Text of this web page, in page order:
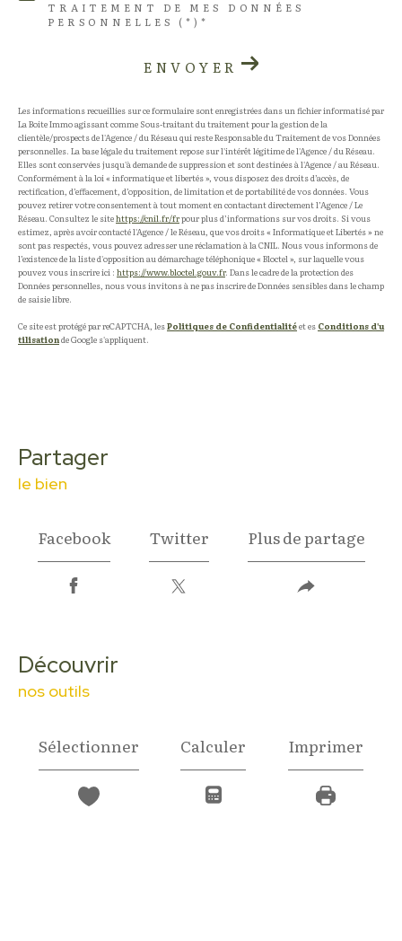
TRAITEMENT DE MES DONNÉES
PERSONNELLES (*)*
ENVOYER
Les informations recueillies sur ce formulaire sont enregistrées dans un fichier informatisé par
La Boite Immo agissant comme Sous-traitant du traitement pour la gestion de la
clientèle/prospects de l'Agence / du Réseau qui reste Responsable du Traitement de vos Données
personnelles. La base légale du traitement repose sur l'intérêt légitime de l'Agence / du Réseau.
Elles sont conservées jusqu'à demande de suppression et sont destinées à l'Agence / au Réseau.
Conformément à la loi « informatique et libertés », vous disposez des droits d’accès, de
rectification, d’effacement, d’opposition, de limitation et de portabilité de vos données. Vous
pouvez retirer votre consentement à tout moment en contactant directement l’Agence / Le
Réseau. Consultez le sitehttps://cnil.fr/frpour plus d’informations sur vos droits. Si vous
estimez, après avoir contacté l'Agence / le Réseau, que vos droits « Informatique et Libertés » ne
sont pas respectés, vous pouvez adresser une réclamation à la CNIL. Nous vous informons de
l’existence de la liste d'opposition au démarchage téléphonique « Bloctel », sur laquelle vous
pouvez vous inscrire ici : https://www.bloctel.gouv.fr. Dans le cadre de la protection des
Données personnelles, nous vous invitons à ne pas inscrire de Données sensibles dans le champ
de saisie libre.
Ce site est protégé par reCAPTCHA, lesPolitiques de Confidentialitéet es Conditions d'u
tilisationde Google s'appliquent.
partager
le bien
Facebook Twitter Plus de partage
découvrir
nos outils
Sélectionner Calculer Imprimer